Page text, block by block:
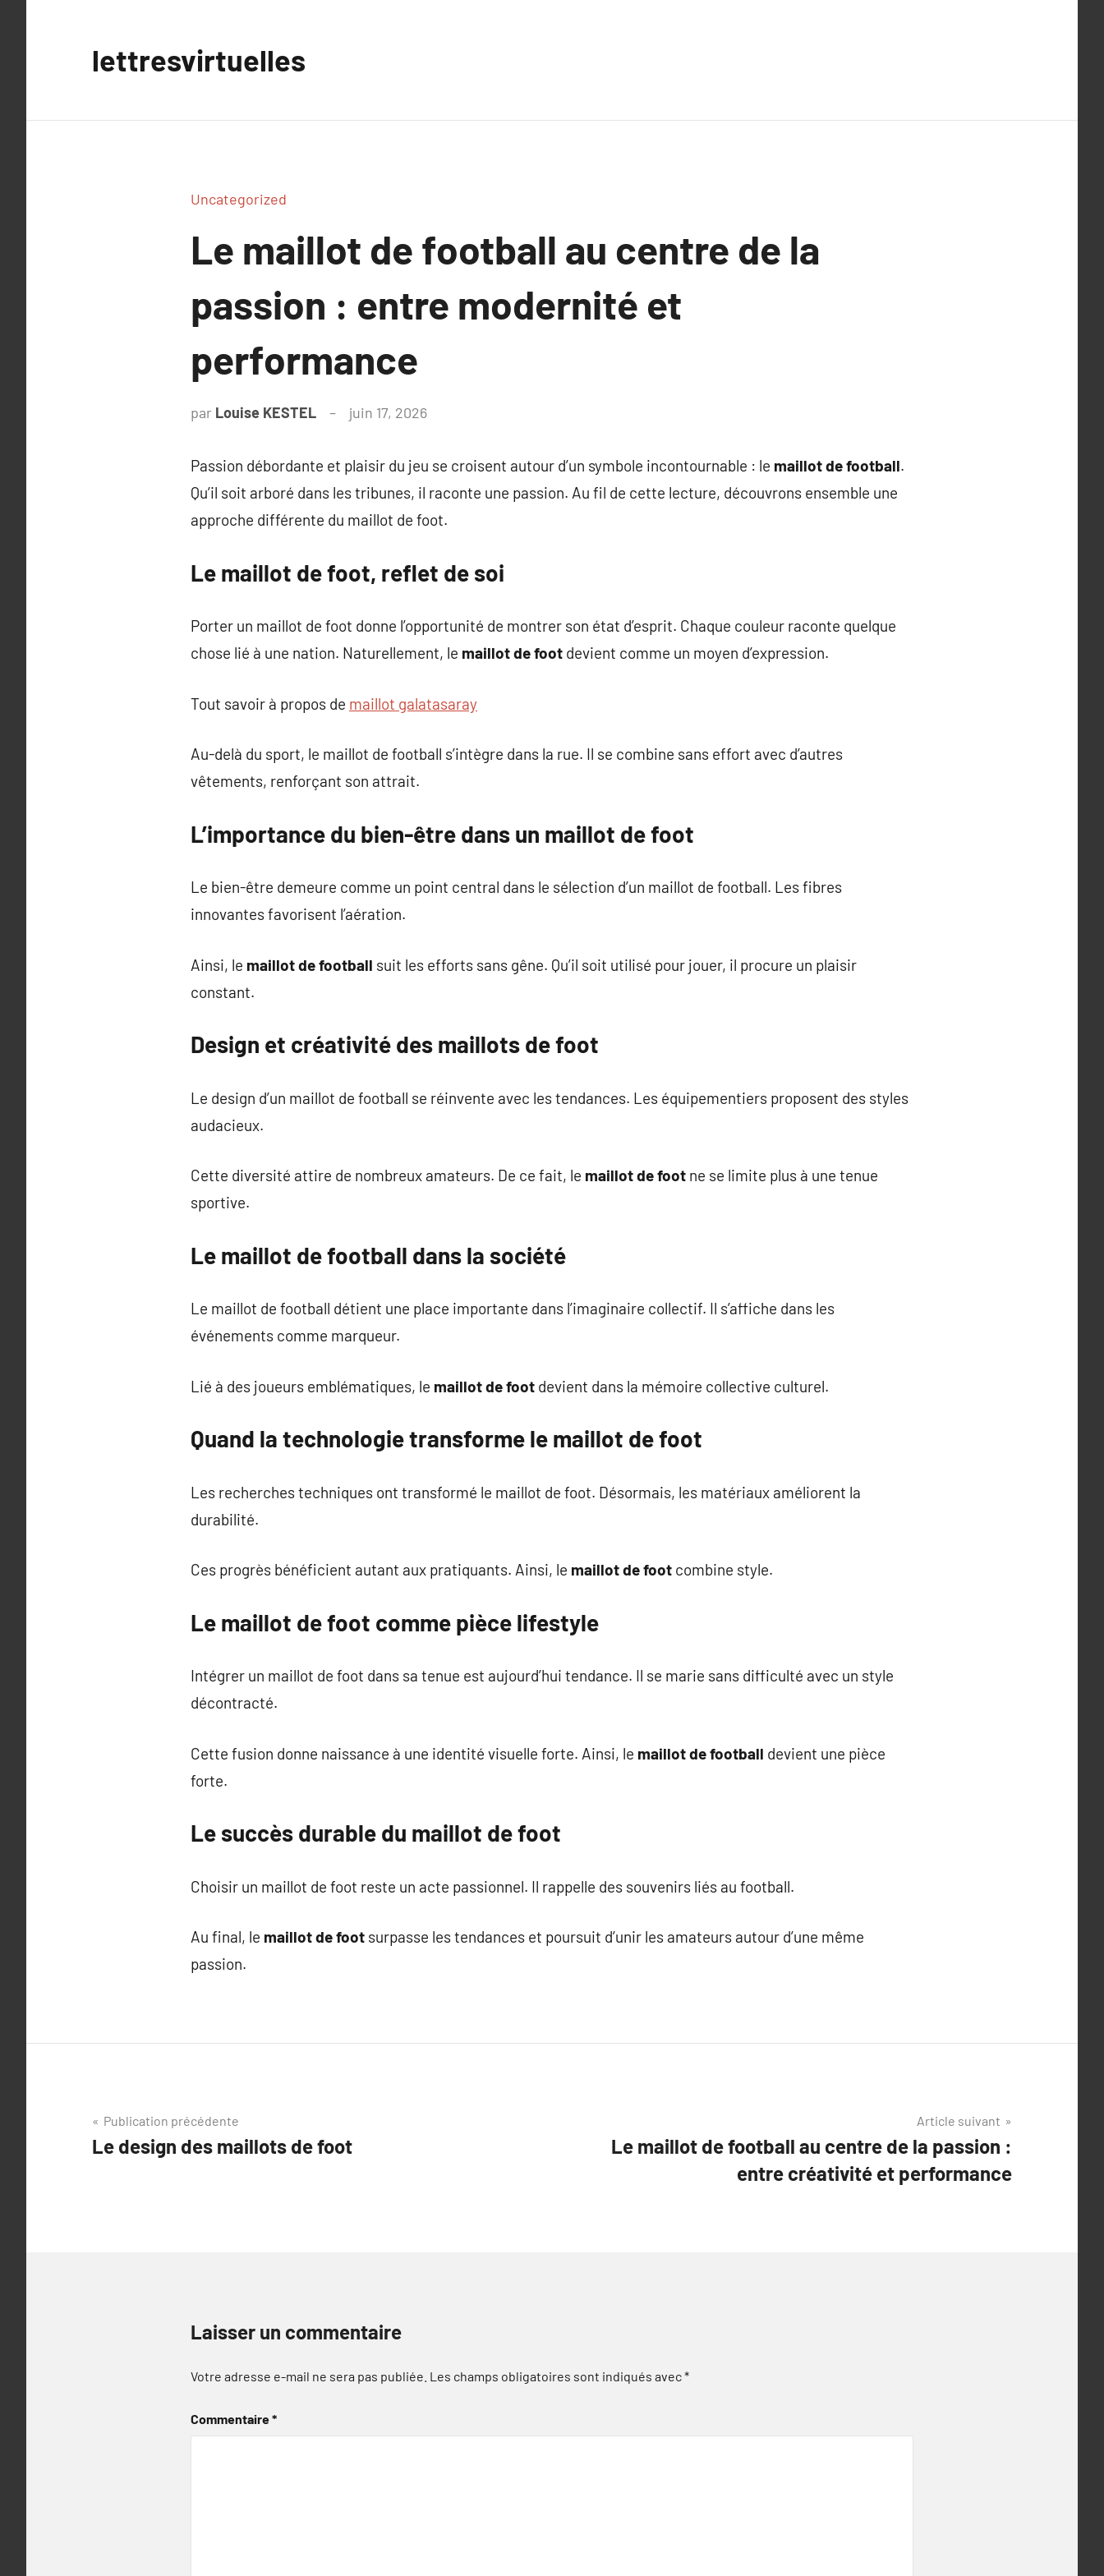
lettresvirtuelles
Uncategorized
Le maillot de football au centre de la
passion : entre modernité et
performance
par Louise KESTEL juin 17, 2026
Passion débordante et plaisir du jeu se croisent autour d’un symbole incontournable : le maillot de football.
Qu’il soit arboré dans les tribunes, il raconte une passion. Au fil de cette lecture, découvrons ensemble une
approche différente du maillot de foot.
Le maillot de foot, reflet de soi
Porter un maillot de foot donne l’opportunité de montrer son état d’esprit. Chaque couleur raconte quelque
chose lié à une nation. Naturellement, le maillot de foot devient comme un moyen d’expression.
Tout savoir à propos de maillot galatasaray
Au-delà du sport, le maillot de football s’intègre dans la rue. Il se combine sans effort avec d’autres
vêtements, renforçant son attrait.
L’importance du bien-être dans un maillot de foot
Le bien-être demeure comme un point central dans le sélection d’un maillot de football. Les fibres
innovantes favorisent l’aération.
Ainsi, le maillot de football suit les efforts sans gêne. Qu’il soit utilisé pour jouer, il procure un plaisir
constant.
Design et créativité des maillots de foot
Le design d’un maillot de football se réinvente avec les tendances. Les équipementiers proposent des styles
audacieux.
Cette diversité attire de nombreux amateurs. De ce fait, le maillot de foot ne se limite plus à une tenue
sportive.
Le maillot de football dans la société
Le maillot de football détient une place importante dans l’imaginaire collectif. Il s’affiche dans les
événements comme marqueur.
Lié à des joueurs emblématiques, le maillot de foot devient dans la mémoire collective culturel.
Quand la technologie transforme le maillot de foot
Les recherches techniques ont transformé le maillot de foot. Désormais, les matériaux améliorent la
durabilité.
Ces progrès bénéficient autant aux pratiquants. Ainsi, le maillot de foot combine style.
Le maillot de foot comme pièce lifestyle
Intégrer un maillot de foot dans sa tenue est aujourd’hui tendance. Il se marie sans difficulté avec un style
décontracté.
Cette fusion donne naissance à une identité visuelle forte. Ainsi, le maillot de football devient une pièce
forte.
Le succès durable du maillot de foot
Choisir un maillot de foot reste un acte passionnel. Il rappelle des souvenirs liés au football.
Au final, le maillot de foot surpasse les tendances et poursuit d’unir les amateurs autour d’une même
passion.
Navigation
de
Publication précédente
Le design des maillots de foot
Article suivant
Le maillot de football au centre de la passion :
entre créativité et performance
Laisser un commentaire
Votre adresse e-mail ne sera pas publiée. Les champs obligatoires sont indiqués avec*
Commentaire*